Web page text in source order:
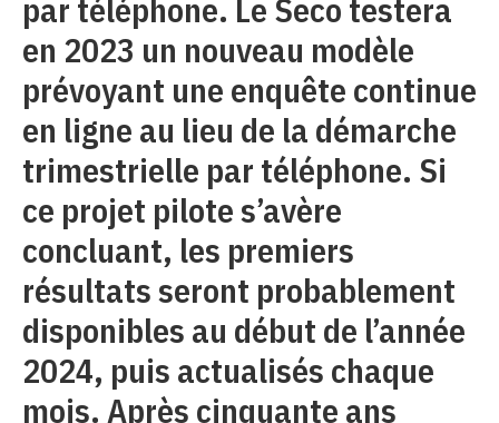
par téléphone. Le Seco testera
en 2023 un nouveau modèle
prévoyant une enquête continue
en ligne au lieu de la démarche
trimestrielle par téléphone. Si
ce projet pilote s’avère
concluant, les premiers
résultats seront probablement
disponibles au début de l’année
2024, puis actualisés chaque
mois. Après cinquante ans